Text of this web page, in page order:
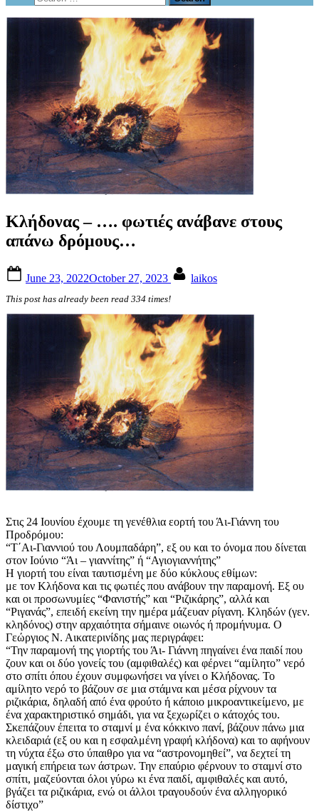
for:
Κλήδονας – …. φωτιές ανάβανε στους
απάνω δρόμους…
on
June 23, 2022October 27, 2023 laikos
This post has already been read 334 times!
Στις 24 Ιουνίου έχουμε τη γενέθλια εορτή του Άι-Γιάννη του
Προδρόμου:
“Τ΄Αι-Γιαννιού του Λουμπαδάρη”, εξ ου και το όνομα που δίνεται
στον Ιούνιο “Άι – γιαννίτης” ή “Αγιογιαννήτης”
Η γιορτή του είναι ταυτισμένη με δύο κύκλους εθίμων:
με τον Κλήδονα και τις φωτιές που ανάβουν την παραμονή. Εξ ου
και οι προσωνυμίες “Φανιστής” και “Ριζικάρης”, αλλά και
“Ριγανάς”, επειδή εκείνη την ημέρα μάζευαν ρίγανη. Κληδών (γεν.
κληδόνος) στην αρχαιότητα σήμαινε οιωνός ή προμήνυμα. Ο
Γεώργιος Ν. Αικατερινίδης μας περιγράφει:
“Την παραμονή της γιορτής του Άι- Γιάννη πηγαίνει ένα παιδί που
ζουν και οι δύο γονείς του (αμφιθαλές) και φέρνει “αμίλητο” νερό
στο σπίτι όπου έχουν συμφωνήσει να γίνει ο Κλήδονας. Το
αμίλητο νερό το βάζουν σε μια στάμνα και μέσα ρίχνουν τα
ριζικάρια, δηλαδή από ένα φρούτο ή κάποιο μικροαντικείμενο, με
ένα χαρακτηριστικό σημάδι, για να ξεχωρίζει ο κάτοχός του.
Σκεπάζουν έπειτα το σταμνί μ ένα κόκκινο πανί, βάζουν πάνω μια
κλειδαριά (εξ ου και η εσφαλμένη γραφή κλήδονα) και το αφήνουν
τη νύχτα έξω στο ύπαιθρο για να “αστρονομηθεί”, να δεχτεί τη
μαγική επήρεια των άστρων. Την επαύριο φέρνουν το σταμνί στο
σπίτι, μαζεύονται όλοι γύρω κι ένα παιδί, αμφιθαλές και αυτό,
βγάζει τα ριζικάρια, ενώ οι άλλοι τραγουδούν ένα αλληγορικό
δίστιχο”